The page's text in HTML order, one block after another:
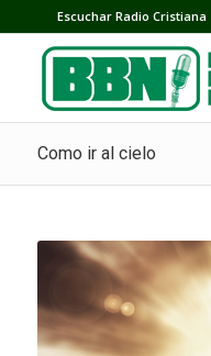
Escuchar Radio Cristiana
Como ir al cielo